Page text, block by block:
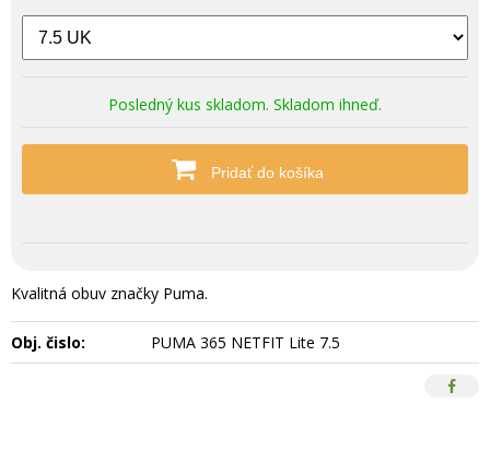
Posledný kus skladom. Skladom ihneď.
Pridať do košíka
Kvalitná obuv značky Puma.
Obj. čislo: PUMA 365 NETFIT Lite 7.5